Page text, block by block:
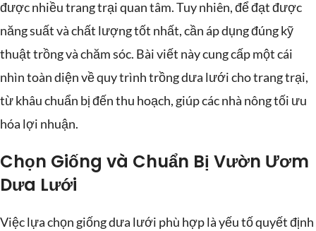
được nhiều trang trại quan tâm. Tuy nhiên, để đạt được
năng suất và chất lượng tốt nhất, cần áp dụng đúng kỹ
thuật trồng và chăm sóc. Bài viết này cung cấp một cái
nhìn toàn diện về quy trình trồng dưa lưới cho trang trại,
từ khâu chuẩn bị đến thu hoạch, giúp các nhà nông tối ưu
hóa lợi nhuận.
Chọn Giống và Chuẩn Bị Vườn Ươm
Dưa Lưới
Việc lựa chọn giống dưa lưới phù hợp là yếu tố quyết định